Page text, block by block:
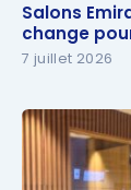
Salons
pour les
Salons
change
7 juillet 2026